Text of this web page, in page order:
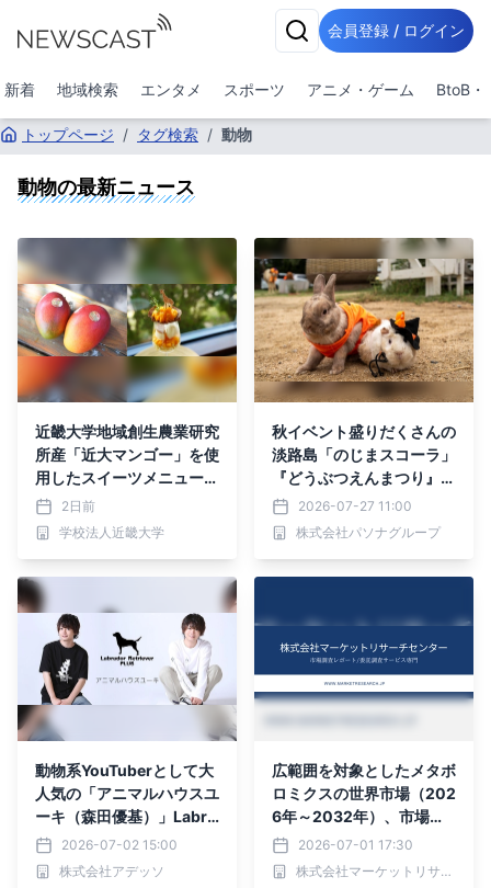
会員登録 / ログイン
新着 地域検索 エンタメ スポーツ アニメ・ゲーム BtoB・
トップページ / タグ検索 / 動物
動物の最新ニュース
近畿大学地域創生農業研究
所産「近大マンゴー」を使
用したスイーツメニューを
アドベンチャーワールドに
て販売します パークでし
か味わえない期間限定スイ
2日前
学校法人近畿大学
秋イベント盛りだくさんの
淡路島「のじまスコーラ」
『どうぶつえんまつり』9
月・10月に3日間限定開催
2026-07-27 11:00
株式会社パソナグループ
動物系YouTuberとして大
人気の「アニマルハウスユ
ーキ（森田優基）」Labra
dor Retriever PLUS×アニ
マルハウスユーキコラボ企
2026-07-02 15:00
株式会社アデッソ
広範囲を対象としたメタボ
ロミクスの世界市場（202
6年～2032年）、市場規
模（植物向け広範囲標的メ
タボロミクス、動物向け広
2026-07-01 17:30
株式会社マーケットリサーチセンター